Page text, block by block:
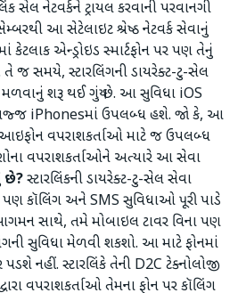
સેલ નેટવર્કને ટ્રાયલ કરવાની પરવાનગી
આ સેટેલાઇટ શ્રેષ્ઠ નેટવર્ક સેવાનું
કેટલાક એન્ડ્રોઇડ સ્માર્ટફોન પર પણ તેનું
તે જ સમયે, સ્ટારલિંગની ડાયરેક્ટ-ટુ-સેલ
મળવાનું શરૂ થઈ ગયું છે. આ સુવિધા iOS
iPhonesમાં ઉપલબ્ધ હશે. જો કે, આ
વપરાશકર્તાઓ માટે જ ઉપલબ્ધ
વપરાશકર્તાઓને અત્યારે આ સેવા
છે?સ્ટારલિંકની ડાયરેક્ટ-ટુ-સેલ સેવા
પણ કૉલિંગ અને SMS સુવિધાઓ પૂરી પાડે
સાથે, તમે મોબાઇલ ટાવર વિના પણ
સુવિધા મેળવી શકશો. આ માટે ફોનમાં
પડશે નહીં. સ્ટારલિંકે તેની D2C ટેક્નોલોજી
વપરાશકર્તાઓ તેમના ફોન પર કૉલિંગ